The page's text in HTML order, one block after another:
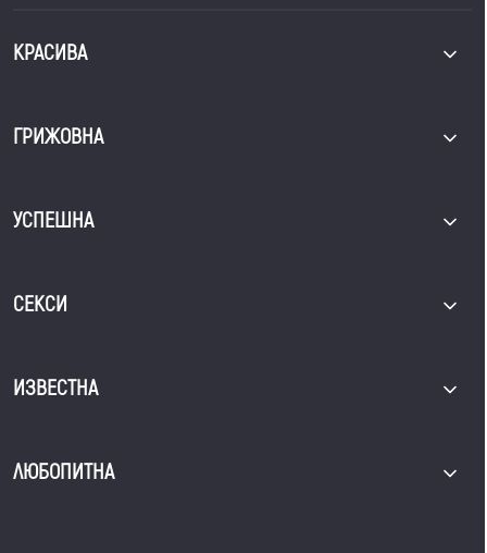
КРАСИВА
ГРИЖОВНА
УСПЕШНА
СЕКСИ
ИЗВЕСТНА
ЛЮБОПИТНА